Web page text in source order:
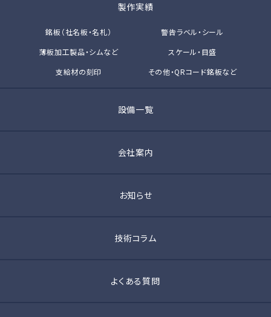
製作実績
銘板（社名板・名札）
警告ラベル・シール
薄板加工製品・シムなど
スケール・目盛
支給材の刻印
その他・QRコード銘板など
設備一覧
会社案内
お知らせ
技術コラム
よくある質問